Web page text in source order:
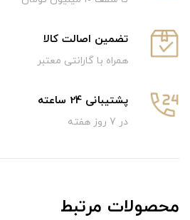
تضمین اصالت کالا
همراه با گارانتی معتبر
پشتیبانی 24 ساعته
در 7 روز هفته
محصولات مرتبط